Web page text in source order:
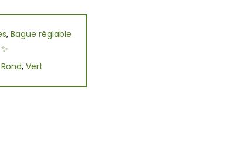
, Bague réglable
Rond, Vert